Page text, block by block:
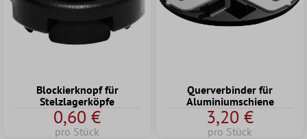
Blockierknopf für
Stelzlagerköpfe
0,60 €
pro Stück
Querverbinder für
Aluminiumschiene
3,20 €
pro Stück